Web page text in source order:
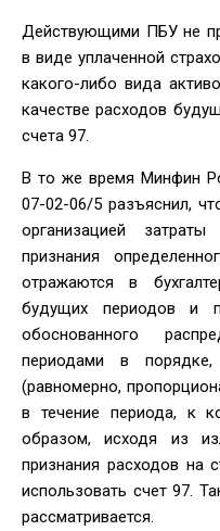
Действующими ПБУ не
в виде уплаченной
какого-либо вида
качестве расходов
счета 97.
В то же время Минфин
07-02-06/5 разъяснил,
организацией
признания
отражаются в
будущих периодов и
обоснованного
периодами в порядке,
(равномерно,
в течение периода, к
образом, исходя из
признания расходов на
использовать счет 97.
рассматривается.